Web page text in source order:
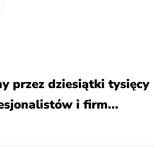
przez dziesiątki tysięcy
i firm...